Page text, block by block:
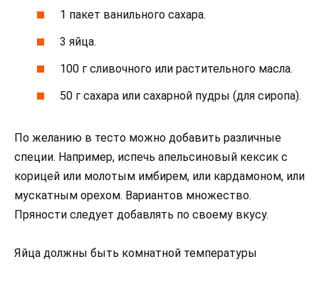
1 пакет ванильного сахара.
3 яйца.
100 г сливочного или растительного масла.
50 г сахара или сахарной пудры (для сиропа).
По желанию в тесто можно добавить различные
специи. Например, испечь апельсиновый кексик с
корицей или молотым имбирем, или кардамоном, или
мускатным орехом. Вариантов множество.
Пряности следует добавлять по своему вкусу.
Яйца должны быть комнатной температуры